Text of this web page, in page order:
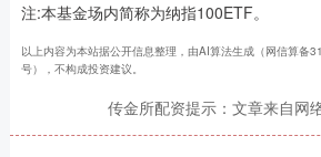
注:本基金场内简称为纳指100ETF。
以上内容为本站据公开信息整理，由AI算法生成（网信算
号），不构成投资建议。
传金所配资提示：文章来自网